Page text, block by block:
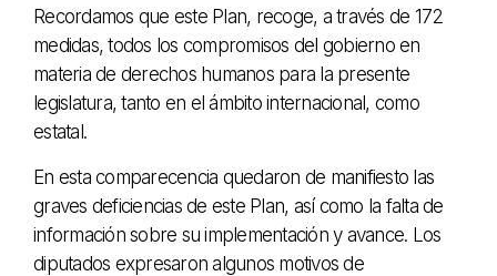
Recordamos que este Plan, recoge, a través de 172
medidas, todos los compromisos del gobierno en
materia de derechos humanos para la presente
legislatura, tanto en el ámbito internacional, como
estatal.
En esta comparecencia quedaron de manifiesto las
graves deficiencias de este Plan, así como la falta de
información sobre su implementación y avance. Los
diputados expresaron algunos motivos de